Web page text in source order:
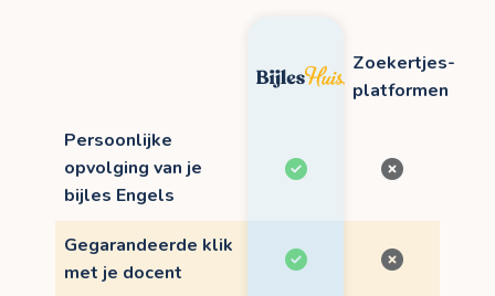
Zoekertjes-
platformen
Persoonlijke
opvolging van je
bijles Engels
Gegarandeerde klik
met je docent